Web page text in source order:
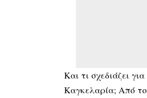
Και τι σχεδιάζει
Καγκελαρία; Από